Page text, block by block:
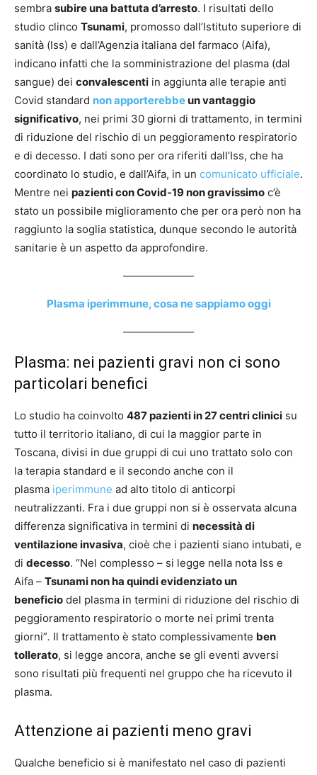
sembra subire una battuta d’arresto. I risultati dello
studio clinco Tsunami, promosso dall’Istituto superiore di
sanità (Iss) e dall’Agenzia italiana del farmaco (Aifa),
indicano infatti che la somministrazione del plasma (dal
sangue) dei convalescenti in aggiunta alle terapie anti
Covid standard non apporterebbeun vantaggio
significativo, nei primi 30 giorni di trattamento, in termini
di riduzione del rischio di un peggioramento respiratorio
e di decesso. I dati sono per ora riferiti dall’Iss, che ha
coordinato lo studio, e dall’Aifa, in un comunicato ufficiale.
Mentre nei pazienti con Covid-19 non gravissimo c’è
stato un possibile miglioramento che per ora però non ha
raggiunto la soglia statistica, dunque secondo le autorità
sanitarie è un aspetto da approfondire.
Plasma iperimmune, cosa ne sappiamo oggi
Plasma: nei pazienti gravi non ci sono
particolari benefici
Lo studio ha coinvolto 487 pazienti in 27 centri clinici su
tutto il territorio italiano, di cui la maggior parte in
Toscana, divisi in due gruppi di cui uno trattato solo con
la terapia standard e il secondo anche con il
plasma iperimmune ad alto titolo di anticorpi
neutralizzanti. Fra i due gruppi non si è osservata alcuna
differenza significativa in termini di necessità di
ventilazione invasiva, cioè che i pazienti siano intubati, e
di decesso. “Nel complesso – si legge nella nota Iss e
Aifa – Tsunami non ha quindi evidenziato un
beneficio del plasma in termini di riduzione del rischio di
peggioramento respiratorio o morte nei primi trenta
giorni”. Il trattamento è stato complessivamente ben
tollerato, si legge ancora, anche se gli eventi avversi
sono risultati più frequenti nel gruppo che ha ricevuto il
plasma.
Attenzione ai pazienti meno gravi
Qualche beneficio si è manifestato nel caso di pazienti